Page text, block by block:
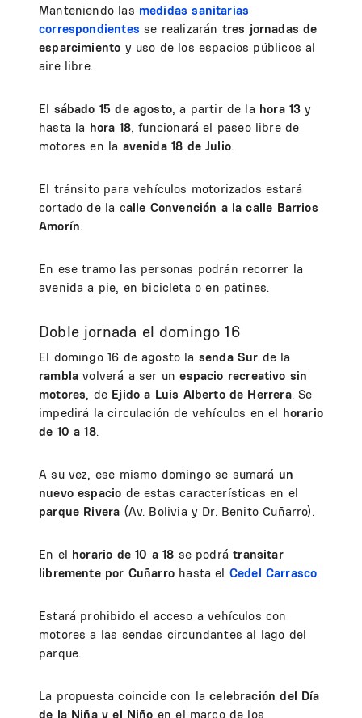
Manteniendo las medidas sanitarias
correspondientes se realizarán tres jornadas de
esparcimiento y uso de los espacios públicos al
aire libre.
El sábado 15 de agosto, a partir de la hora 13y
hasta la hora 18, funcionará el paseo libre de
motores en la avenida 18 de Julio.
El tránsito para vehículos motorizados estará
cortado de la calle Convención a la calle Barrios
Amorín.
En ese tramo las personas podrán recorrer la
avenida a pie, en bicicleta o en patines.
Doble jornada el domingo 16
El domingo 16 de agosto la senda Sur de la
rambla volverá a ser unespacio recreativo sin
motores, de Ejido a Luis Alberto de Herrera. Se
impedirá la circulación de vehículos en el horario
de 10 a 18.
A su vez, ese mismo domingo se sumará un
nuevo espacio de estas características en el
parque Rivera (Av. Bolivia y Dr. Benito Cuñarro).
En el horario de 10 a 18 se podrátransitar
libremente por Cuñarrohasta el Cedel Carrasco.
Estará prohibido el acceso a vehículos con
motores a las sendas circundantes al lago del
parque.
La propuesta coincide con lacelebración del Día
de la Niña y el Niño en el marco de los